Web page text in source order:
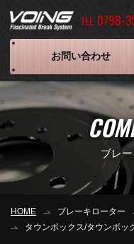
TEL 0798-
お問い合わせ
ブレ
HOME ブレーキローター
タウンボックス/タウンボッ